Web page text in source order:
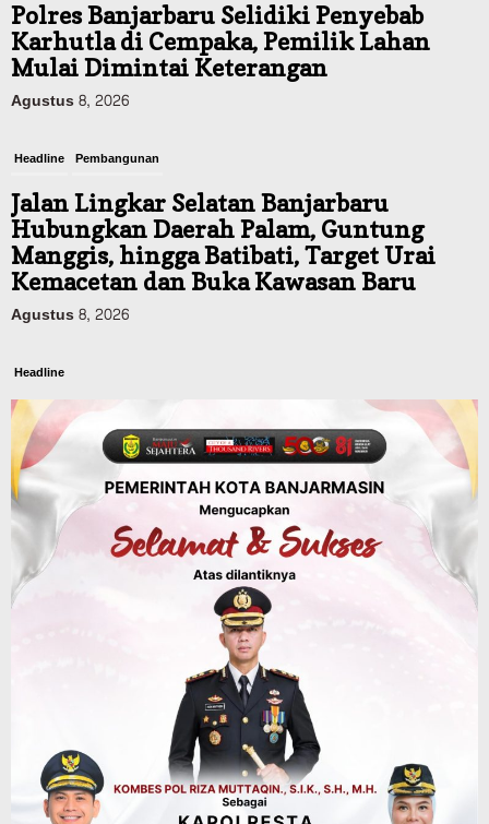
Polres Banjarbaru Selidiki Penyebab
Karhutla di Cempaka, Pemilik Lahan
Mulai Dimintai Keterangan
Agustus 8, 2026
Headline Pembangunan
Jalan Lingkar Selatan Banjarbaru
Hubungkan Daerah Palam, Guntung
Manggis, hingga Batibati, Target Urai
Kemacetan dan Buka Kawasan Baru
Agustus 8, 2026
Headline
Panaskan Kembali Arena Panjat Tebing,
FPTI Banjarmasin Siapkan Sirkuit se-
Kalsel
Agustus 8, 2026
Sosial & Keagamaan
Hari Pramuka ke-65, Kwarcab
Banjarmasin Ziarah ke Makam Pangeran
Antasari dan Gelar Ulang Janji
Advertorial Dinas Kehutanan Kalsel
Api Sempat Berkobar, Karhutla di